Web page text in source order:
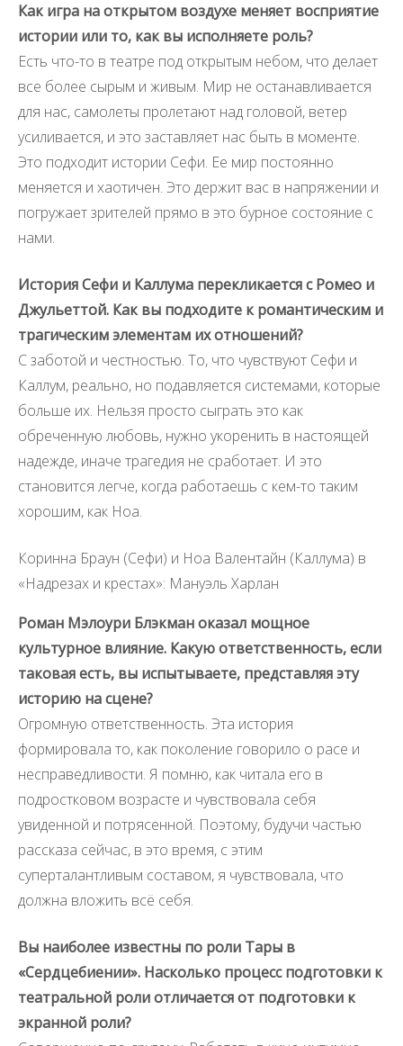
Как игра на открытом воздухе меняет восприятие
истории или то, как вы исполняете роль?
Есть что-то в театре под открытым небом, что делает
все более сырым и живым. Мир не останавливается
для нас, самолеты пролетают над головой, ветер
усиливается, и это заставляет нас быть в моменте.
Это подходит истории Сефи. Ее мир постоянно
меняется и хаотичен. Это держит вас в напряжении и
погружает зрителей прямо в это бурное состояние с
нами.
История Сефи и Каллума перекликается с Ромео и
Джульеттой. Как вы подходите к романтическим и
трагическим элементам их отношений?
С заботой и честностью. То, что чувствуют Сефи и
Каллум, реально, но подавляется системами, которые
больше их. Нельзя просто сыграть это как
обреченную любовь, нужно укоренить в настоящей
надежде, иначе трагедия не сработает. И это
становится легче, когда работаешь с кем-то таким
хорошим, как Ноа.
Коринна Браун (Сефи) и Ноа Валентайн (Каллума) в
«Надрезах и крестах»: Мануэль Харлан
Роман Мэлоури Блэкман оказал мощное
культурное влияние. Какую ответственность, если
таковая есть, вы испытываете, представляя эту
историю на сцене?
Огромную ответственность. Эта история
формировала то, как поколение говорило о расе и
несправедливости. Я помню, как читала его в
подростковом возрасте и чувствовала себя
увиденной и потрясенной. Поэтому, будучи частью
рассказа сейчас, в это время, с этим
суперталантливым составом, я чувствовала, что
должна вложить всё себя.
Вы наиболее известны по роли Тары в
«Сердцебиении». Насколько процесс подготовки к
театральной роли отличается от подготовки к
экранной роли?